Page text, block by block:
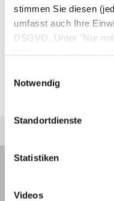
stimmen Sie diesen
umfasst auch Ihre
DSGVO. Unter "Nur
Notwendig
Standortdienste
Statistiken
Videos
einer
nach heftigem
Syndrom), und
Krampfadern
. Die